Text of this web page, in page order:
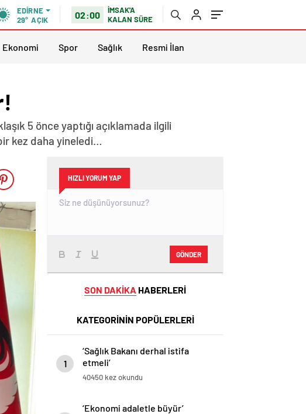
EDIRNE
29° AÇIK 02:00
İMSAK'A
KALAN SÜRE
Ekonomi Spor Sağlık Resmi İlan
5 önce yaptığı açıklamada ilgili
kez daha yineledi…
HIZLI YORUM YAP
GÖNDER
SON DAKİKA HABERLERİ
KATEGORİNİN POPÜLERLERİ
1
‘Sağlık Bakanı derhal istifa
etmeli’
40450 kez okundu
‘Ekonomi adaletle büyür’